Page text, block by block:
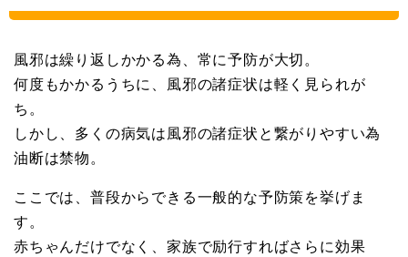
風邪は繰り返しかかる為、常に予防が大切。
何度もかかるうちに、風邪の諸症状は軽く見られが
ち。
しかし、多くの病気は風邪の諸症状と繋がりやすい為
油断は禁物。
ここでは、普段からできる一般的な予防策を挙げま
す。
赤ちゃんだけでなく、家族で励行すればさらに効果